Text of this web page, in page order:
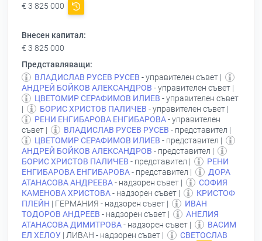
€ 3 825 000
Внесен капитал:
€ 3 825 000
Представляващи:
ВЛАДИСЛАВ РУСЕВ РУСЕВ - управителен съвет |
АНДРЕЙ БОЙКОВ АЛЕКСАНДРОВ - управителен съвет |
ЦВЕТОМИР СЕРАФИМОВ ИЛИЕВ - управителен съвет
|
БОРИС ХРИСТОВ ПАЛИЧЕВ - управителен съвет |
РЕНИ ЕНГИБАРОВА ЕНГИБАРОВА- управителен
съвет |
ВЛАДИСЛАВ РУСЕВ РУСЕВ - представител |
ЦВЕТОМИР СЕРАФИМОВ ИЛИЕВ - представител |
АНДРЕЙ БОЙКОВ АЛЕКСАНДРОВ - представител |
БОРИС ХРИСТОВ ПАЛИЧЕВ - представител |
РЕНИ
ЕНГИБАРОВА ЕНГИБАРОВА- представител |
ДОРА
АТАНАСОВА АНДРЕЕВА- надзорен съвет |
СОФИЯ
КАМЕНОВА ХРИСТОВА- надзорен съвет |
КРИСТОФ
ПЛЕЙН | ГЕРМАНИЯ - надзорен съвет |
ИВАН
ТОДОРОВ АНДРЕЕВ - надзорен съвет |
АНЕЛИЯ
АТАНАСОВА ДИМИТРОВА- надзорен съвет |
ВАСИМ
ЕЛ ХЕЛОУ | ЛИВАН - надзорен съвет |
СВЕТОСЛАВ